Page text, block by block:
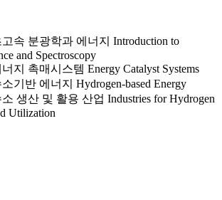
고속 분광학과 에너지 Introduction to
and Spectroscopy
너지 촉매시스템 Energy Catalyst Systems
기반 에너지 Hydrogen-based Energy
소 생산 및 활용 산업 Industries for Hydrogen
Utilization